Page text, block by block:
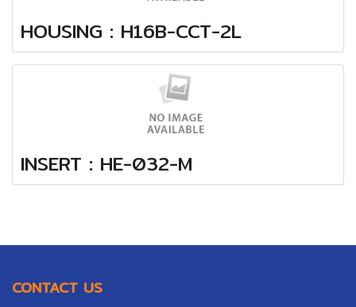
HOUSING : H16B-CCT-2L
INSERT : HE-032-M
CONTACT US